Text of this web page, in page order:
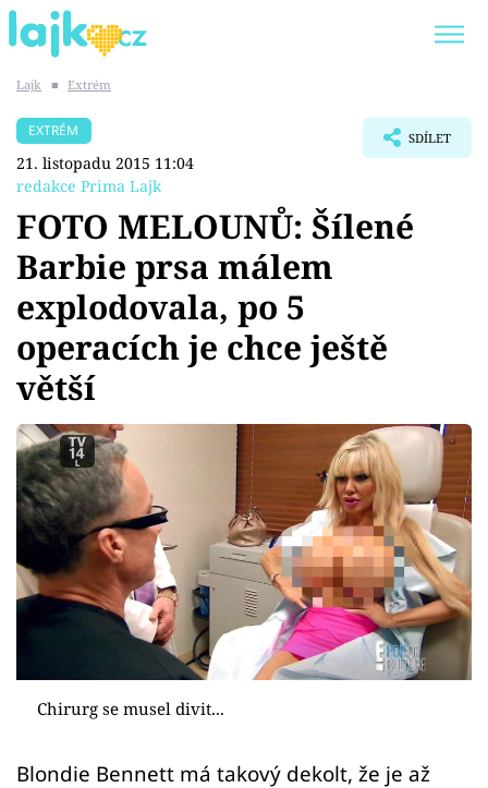
SHOPAHOLICADEL
Témata
Showbyznys
Youtubeři
Virály
Sex a vztahy
Videa
Sledujte prima+
Lajk ■ Extrém
EXTRÉM
21. listopadu 2015 11:04
redakce Prima Lajk
SDÍLET
FOTO MELOUNŮ: Šílené
Barbie prsa málem
explodovala, po 5
operacích je chce ještě
větší
Chirurg se musel divit...
Blondie Bennett má takový dekolt, že je až